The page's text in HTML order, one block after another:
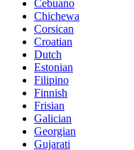
Cebuano
Chichewa
Corsican
Croatian
Dutch
Estonian
Filipino
Finnish
Frisian
Galician
Georgian
Gujarati